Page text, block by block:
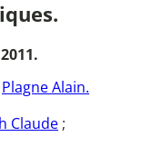
Plagne Alain.
Claude ;